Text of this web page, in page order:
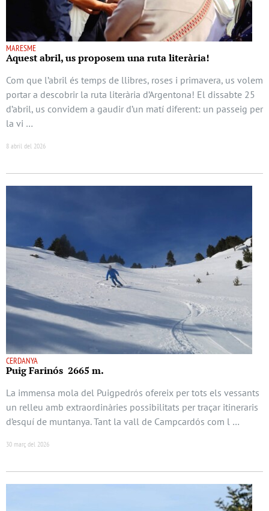
MARESME
Aquest abril, us proposem una ruta literària!
Com que l’abril és temps de llibres, roses i primavera, us volem
portar a descobrir la ruta literària d’Argentona! El dissabte 25
d’abril, us convidem a gaudir d’un matí diferent: un passeig per
la vi …
8 abril del 2026
CERDANYA
Puig Farinós 2665 m.
La immensa mola del Puigpedrós ofereix per tots els vessants
un relleu amb extraordinàries possibilitats per traçar itineraris
d’esquí de muntanya. Tant la vall de Campcardós com l …
30 març del 2026